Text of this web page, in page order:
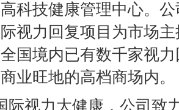
科技健康管理中心。
视力回复项目为市场
国境内已有数千家视
业旺地的高档商场内。
视力大健康，公司致